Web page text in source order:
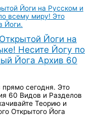
Йоги на
Несите Йогу по
Йога Архив 60
прямо сегодня. Это
60 Видов и Разделов
Теорию и
Открытого Йога